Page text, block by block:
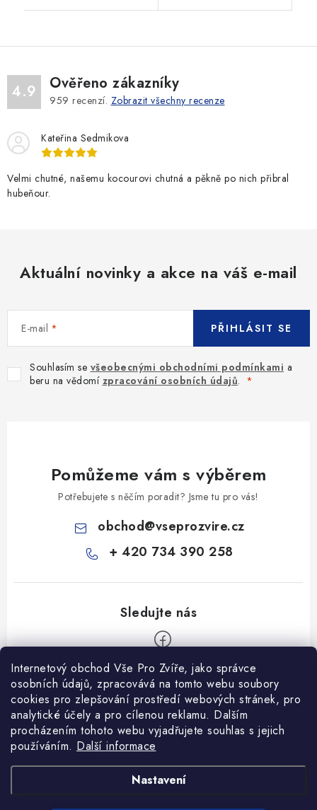
Internetový obchod Vše Pro Zvíře, jako správce
osobních údajů, zpracovává na tomto webu soubory
cookies pro zlepšování prostředí webových stránek, pro
analytické účely a pro cílenou reklamu. Dalším
procházením tohoto webu vyjadřujete souhlas s jejich
používáním. Další informace
Nastavení
4.9 Ověřeno zákazníky
959 recenzí. Zobrazit všechny recenze
Kateřina Sedmikova
Velmi chutné, našemu kocourovi chutná a pěkně po nich přibral
hubeňour.
Aktuální novinky a akce na váš e-mail
E-mail
Souhlasím se všeobecnými obchodními podmínkami a
beru na vědomí zpracování osobních údajů.
PŘIHLÁSIT SE
Pomůžeme vám s výběrem
Potřebujete s něčím poradit? Jsme tu pro vás!
obchod@vseprozvire.cz
+ 420 734 390 258
Informace pro Vás
Ceník dopravy
Kontakty
Obchodní podmínky
Heuréka recenze